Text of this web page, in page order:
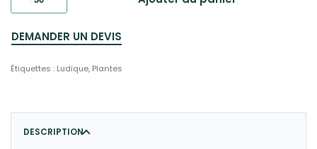
DEMANDER UN DEVIS
Étiquettes : Ludique, Plantes
DESCRIPTION